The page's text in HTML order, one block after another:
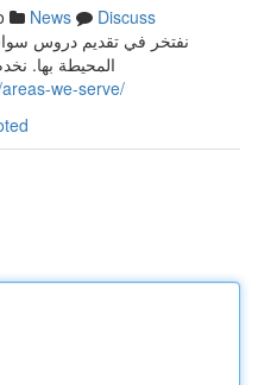
News
Discuss
نفتخر في تقديم دروس
المحيطة بها.
we-serve/